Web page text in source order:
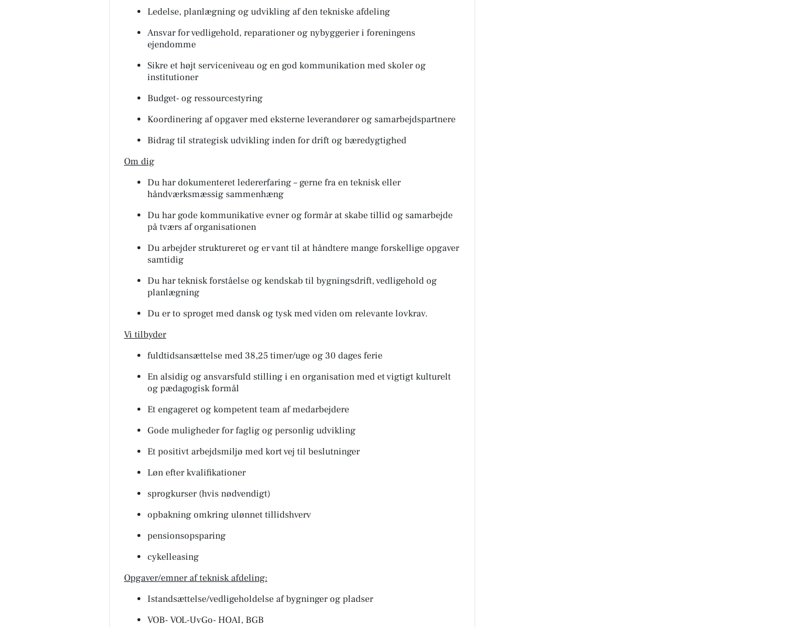
Ledelse, planlægning og udvikling af den tekniske afdeling
Ansvar for vedligehold, reparationer og nybyggerier i foreningens
ejendomme
Sikre et højt serviceniveau og en god kommunikation med skoler og
institutioner
Budget- og ressourcestyring
Koordinering af opgaver med eksterne leverandører og samarbejdspartnere
Bidrag til strategisk udvikling inden for drift og bæredygtighed
Om dig
Du har dokumenteret ledererfaring – gerne fra en teknisk eller
håndværksmæssig sammenhæng
Du har gode kommunikative evner og formår at skabe tillid og samarbejde
på tværs af organisationen
Du arbejder struktureret og er vant til at håndtere mange forskellige opgaver
samtidig
Du har teknisk forståelse og kendskab til bygningsdrift, vedligehold og
planlægning
Du er to sproget med dansk og tysk med viden om relevante lovkrav.
Vi tilbyder
fuldtidsansættelse med 38,25 timer/uge og 30 dages ferie
En alsidig og ansvarsfuld stilling i en organisation med et vigtigt kulturelt
og pædagogisk formål
Et engageret og kompetent team af medarbejdere
Gode muligheder for faglig og personlig udvikling
Et positivt arbejdsmiljø med kort vej til beslutninger
Løn efter kvalifikationer
sprogkurser (hvis nødvendigt)
opbakning omkring ulønnet tillidshverv
pensionsopsparing
cykelleasing
Opgaver/emner af teknisk afdeling:
Istandsættelse/vedligeholdelse af bygninger og pladser
VOB- VOL-UvGo- HOAI, BGB